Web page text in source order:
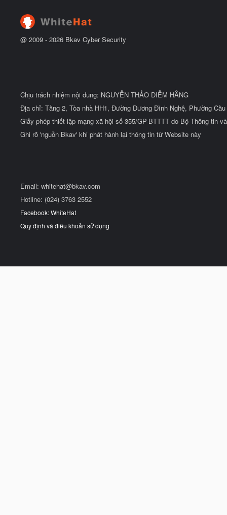
@ 2009 - 2026 Bkav Cyber Security
Chịu trách nhiệm nội dung: NGUYỄN THẢO DIỄM HẰNG
Địa chỉ: Tầng 2, Tòa nhà HH1, Đường Dương Đình Nghệ, Phường
Giấy phép thiết lập mạng xã hội số 355/GP-BTTTT do Bộ Thông tin
Ghi rõ 'nguồn Bkav' khi phát hành lại thông tin từ Website này
Email: whitehat@bkav.com
Hotline: (024) 3763 2552
Facebook: WhiteHat
Quy định và điều khoản sử dụng